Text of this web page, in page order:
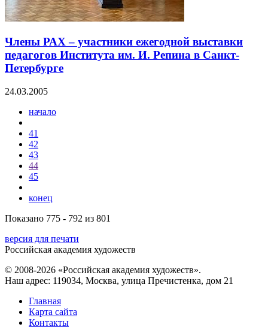
Члены РАХ – участники ежегодной выставки
педагогов Института им. И. Репина в Санкт-
Петербурге
24.03.2005
начало
41
42
43
44
45
конец
Показано 775 - 792 из 801
версия для печати
Российская академия художеств
© 2008-2026 «Российская академия художеств».
Наш адрес: 119034, Москва, улица Пречистенка, дом 21
Главная
Карта сайта
Контакты